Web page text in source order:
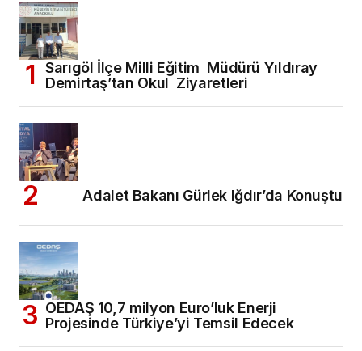
Sarıgöl İlçe Milli Eğitim Müdürü Yıldıray
Demirtaş’tan Okul Ziyaretleri
Adalet Bakanı Gürlek Iğdır’da Konuştu
OEDAŞ 10,7 milyon Euro’luk Enerji
Projesinde Türkiye’yi Temsil Edecek